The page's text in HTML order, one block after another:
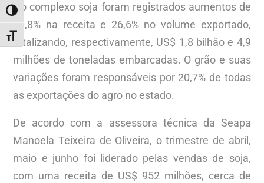
ALTERNAR ALTO CONTRASTE
ALTERNAR TAMANHO DA FONTE
No complexo soja foram registrados aumentos de
20,8% na receita e 26,6% no volume exportado,
totalizando, respectivamente, US$ 1,8 bilhão e 4,9
milhões de toneladas embarcadas. O grão e suas
variações foram responsáveis por 20,7% de todas
as exportações do agro no estado.
De acordo com a assessora técnica da Seapa
Manoela Teixeira de Oliveira, o trimestre de abril,
maio e junho foi liderado pelas vendas de soja,
com uma receita de US$ 952 milhões, cerca de